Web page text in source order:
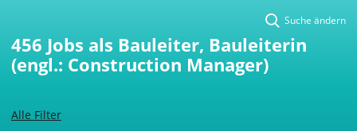
Alle Filter
Suche ändern
456 Jobs als Bauleiter, Bauleiterin
(engl.: Construction Manager)